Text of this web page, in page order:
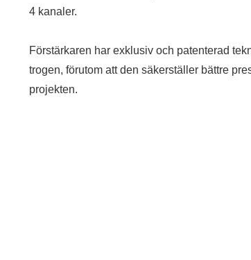
4 kanaler.
Förstärkaren har exklusiv och patenterad
trogen, förutom att den säkerställer bättre
projekten.